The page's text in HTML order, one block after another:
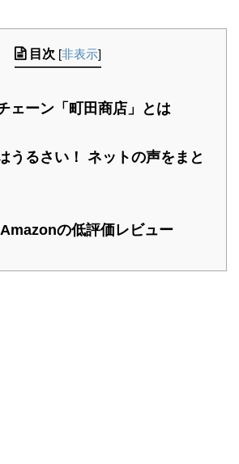
目次 [非表示]
ェーン「町田商店」とは
うるさい！ ネットの声をまと
の低評価レビュー